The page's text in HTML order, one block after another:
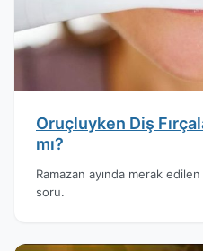
Oruçluyken Diş
mı?
Ramazan ayında merak
soru.